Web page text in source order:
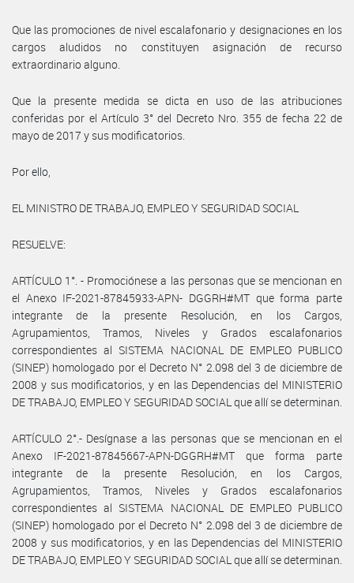
Que las promociones de nivel escalafonario y designaciones en los
cargos aludidos no constituyen asignación de recurso
extraordinario alguno.
Que la presente medida se dicta en uso de las atribuciones
conferidas por el Artículo 3° del Decreto Nro. 355 de fecha 22 de
mayo de 2017 y sus modificatorios.
Por ello,
EL MINISTRO DE TRABAJO, EMPLEO Y SEGURIDAD SOCIAL
RESUELVE:
ARTÍCULO 1°. - Promociónese a las personas que se mencionan en
el Anexo IF-2021-87845933-APN- DGGRH#MT que forma parte
integrante de la presente Resolución, en los Cargos,
Agrupamientos, Tramos, Niveles y Grados escalafonarios
correspondientes al SISTEMA NACIONAL DE EMPLEO PUBLICO
(SINEP) homologado por el Decreto N° 2.098 del 3 de diciembre de
2008 y sus modificatorios, y en las Dependencias del MINISTERIO
DE TRABAJO, EMPLEO Y SEGURIDAD SOCIAL que allí se determinan.
ARTÍCULO 2°.- Desígnase a las personas que se mencionan en el
Anexo IF-2021-87845667-APN-DGGRH#MT que forma parte
integrante de la presente Resolución, en los Cargos,
Agrupamientos, Tramos, Niveles y Grados escalafonarios
correspondientes al SISTEMA NACIONAL DE EMPLEO PUBLICO
(SINEP) homologado por el Decreto N° 2.098 del 3 de diciembre de
2008 y sus modificatorios, y en las Dependencias del MINISTERIO
DE TRABAJO, EMPLEO Y SEGURIDAD SOCIAL que allí se determinan.